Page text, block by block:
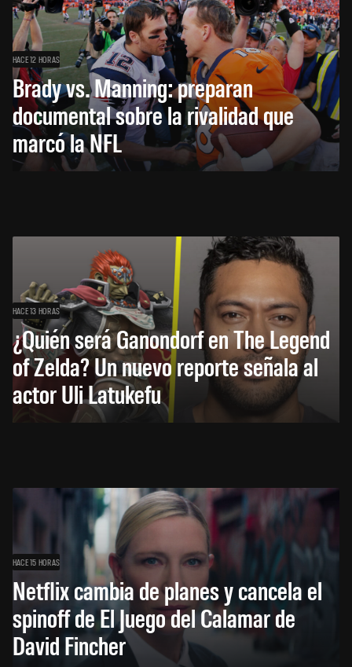
HACE 12 HORAS
Brady vs. Manning: preparan
documental sobre la rivalidad que
marcó la NFL
HACE 13 HORAS
¿Quién será Ganondorf en The Legend
of Zelda? Un nuevo reporte señala al
actor Uli Latukefu
HACE 15 HORAS
Netflix cambia de planes y cancela el
spinoff de El Juego del Calamar de
David Fincher